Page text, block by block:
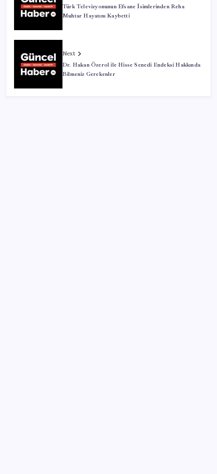
Türk Televizyonunun Efsane İsimlerinden Reha
Muhtar Hayatını Kaybetti
Next
Dr. Hakan Özerol ile Hisse Senedi Endeksi Hakkında
Bilmeniz Gerekenler